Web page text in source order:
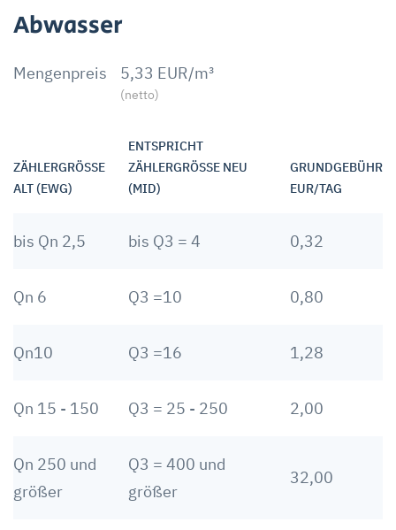
Abwasser
Mengenpreis 5,33 EUR/m³
(netto)
ZÄHLERGRÖSSE A
LT (EWG)
ENTSPRICHT
ZÄHLERGRÖSSE NEU (
MID)
GRUNDGEBÜHR
EUR/TAG
bis Qn 2,5 bis Q3 = 4 0,32
Qn 6 Q3 =10 0,80
Qn10 Q3 =16 1,28
Qn 15 - 150 Q3 = 25 - 250 2,00
Qn 250 und
größer
Q3 = 400 und
größer
32,00